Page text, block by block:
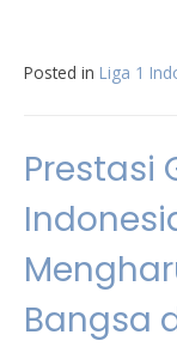
Posted in Liga 1
Prestasi
Bangsa